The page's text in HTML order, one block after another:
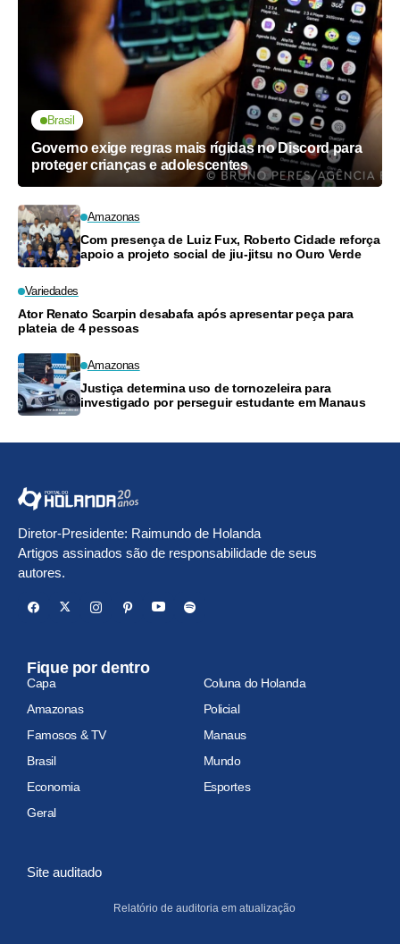
Brasil
Governo exige regras mais rígidas no Discord para
proteger crianças e adolescentes
Amazonas
Com presença de Luiz Fux, Roberto Cidade reforça
apoio a projeto social de jiu-jitsu no Ouro Verde
Variedades
Ator Renato Scarpin desabafa após apresentar peça para
plateia de 4 pessoas
Amazonas
Justiça determina uso de tornozeleira para
investigado por perseguir estudante em Manaus
Diretor-Presidente: Raimundo de Holanda
Artigos assinados são de responsabilidade de seus
autores.
Fique por dentro
Capa
Coluna do Holanda
Amazonas
Policial
Famosos & TV
Manaus
Brasil
Mundo
Economia
Esportes
Geral
Site auditado
Relatório de auditoria em atualização